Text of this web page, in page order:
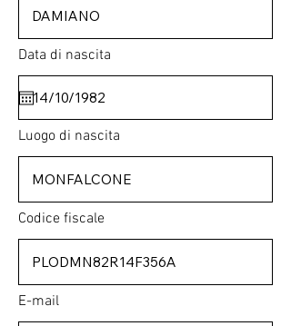
Data di nascita
Luogo di nascita
Codice fiscale
E-mail